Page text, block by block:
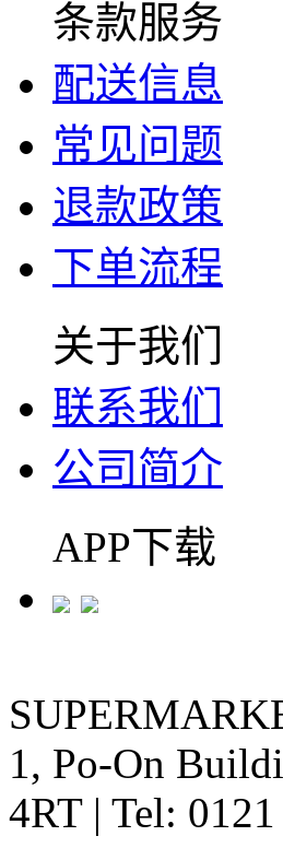
条款服务
配送信息
常见问题
退款政策
下单流程
关于我们
联系我们
公司简介
APP下载
1, Po-On
4RT | Tel: